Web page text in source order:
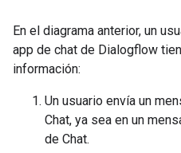
En el diagrama anterior, un
app de chat de Dialogflow
información:
Un usuario envía un
Chat, ya sea en un
de Chat.